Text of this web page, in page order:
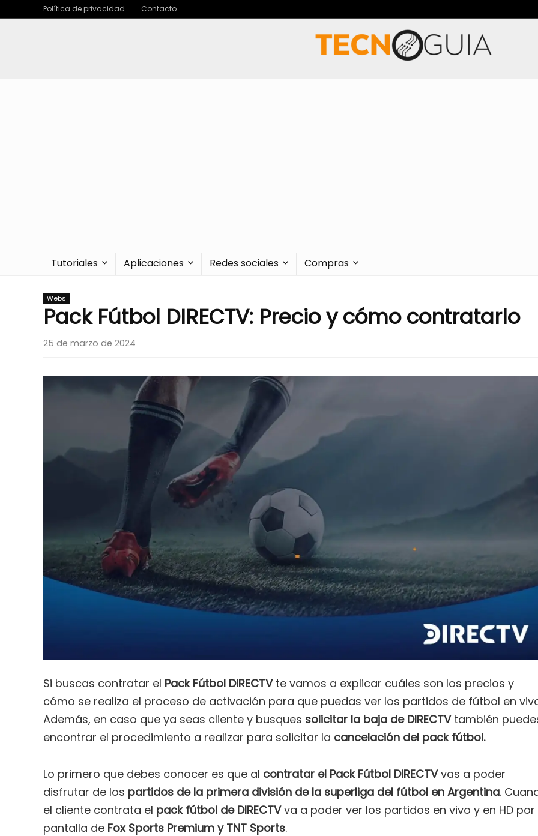
Política de privacidad Contacto
Tutoriales Aplicaciones Redes sociales Compras
Webs
Pack Fútbol DIRECTV: Precio y cómo contratarlo
25 de marzo de 2024
Si buscas contratar el Pack Fútbol DIRECTVte vamos a explicar cuáles son los precios y
cómo se realiza el proceso de activación para que puedas ver los partidos de fútbol en
Además, en caso que ya seas cliente y busques solicitar la baja de DIRECTVtambién
encontrar el procedimiento a realizar para solicitar la cancelación del pack fútbol.
Lo primero que debes conocer es que al contratar el Pack Fútbol DIRECTVvas a poder
disfrutar de los partidos de la primera división de la superliga del fútbol en Argentina.
el cliente contrata el pack fútbol de DIRECTVva a poder ver los partidos en vivo y en HD por
pantalla de Fox Sports Premium y TNT Sports.